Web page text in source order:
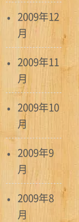
2009年12
月
2009年11
月
2009年10
月
2009年9
月
2009年8
月